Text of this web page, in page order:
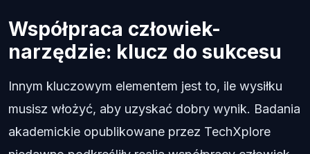
Współpraca człowiek-
narzędzie: klucz do sukcesu
Innym kluczowym elementem jest to, ile wysiłku
musisz włożyć, aby uzyskać dobry wynik. Badania
akademickie opublikowane przez TechXplore